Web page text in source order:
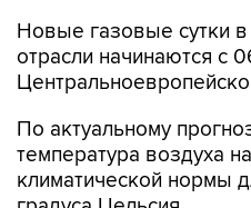
Новые газовые сутки
отрасли начинаются c
По актуальному
температура воздуха
климатической нормы